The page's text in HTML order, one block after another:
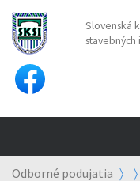
Slovenská
stavebných
Odborné podujatia